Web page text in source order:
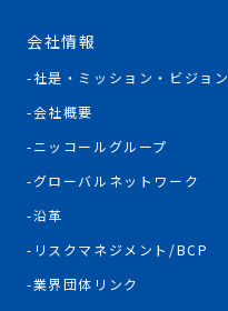
会社情報
社是・ミッション・ビジョン
会社概要
ニッコールグループ
グローバルネットワーク
沿革
リスクマネジメント/BCP
業界団体リンク